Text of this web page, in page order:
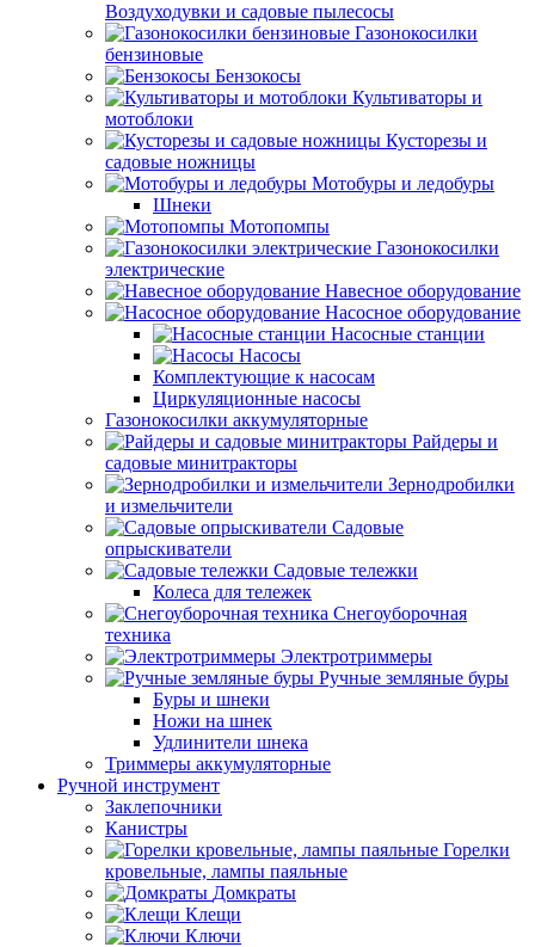
Воздуходувки и садовые пылесосы
Газонокосилки
бензиновые
Бензокосы
Культиваторы и
мотоблоки
Кусторезы и
садовые ножницы
Мотобуры и ледобуры
Шнеки
Мотопомпы
Газонокосилки
электрические
Навесное оборудование
Насосное оборудование
Насосные станции
Насосы
Комплектующие к насосам
Циркуляционные насосы
Газонокосилки аккумуляторные
Райдеры и
садовые минитракторы
Зернодробилки
и измельчители
Садовые
опрыскиватели
Садовые тележки
Колеса для тележек
Снегоуборочная
техника
Электротриммеры
Ручные земляные буры
Буры и шнеки
Ножи на шнек
Удлинители шнека
Триммеры аккумуляторные
Ручной инструмент
Заклепочники
Канистры
Горелки
кровельные, лампы паяльные
Домкраты
Клещи
Ключи